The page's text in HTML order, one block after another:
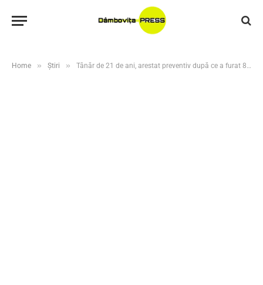
Home » Știri » Tânăr de 21 de ani, arestat preventiv după ce a furat 80 de litri de combustibil dintr-un utilaj din Gura Șuții